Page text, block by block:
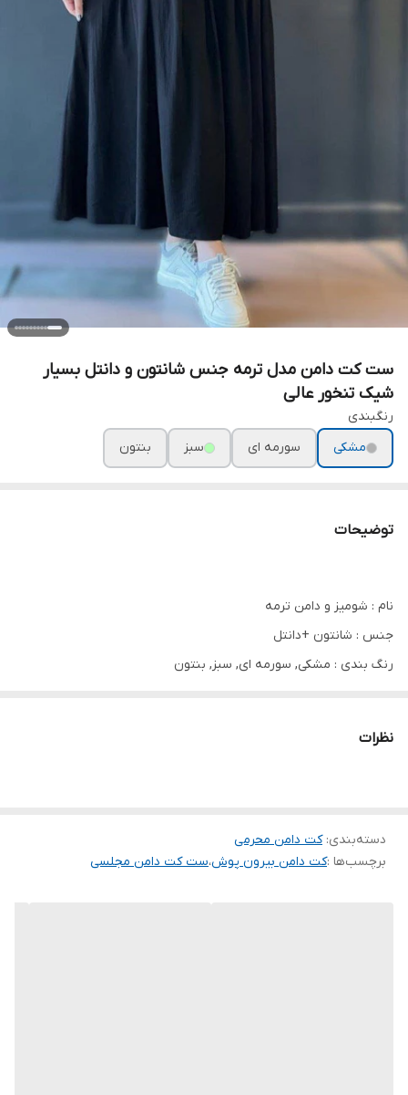
ست کت دامن مدل ترمه جنس شانتون و دانتل بسیار
شیک تنخور عالی
رنگبندی
مشکی
سورمه ای سبز بنتون
توضیحات
نام : شومیز و دامن ترمه
جنس : شانتون +دانتل
رنگ بندی : مشکی, سورمه ای, سبز, بنتون
⚡️قد کت 50
⚡️قد آستین حدود 59
نظرات
دسته‌بندی:کت دامن محرمی
برچسب‌ها :کت دامن بیرون پوش،ست کت دامن مجلسی